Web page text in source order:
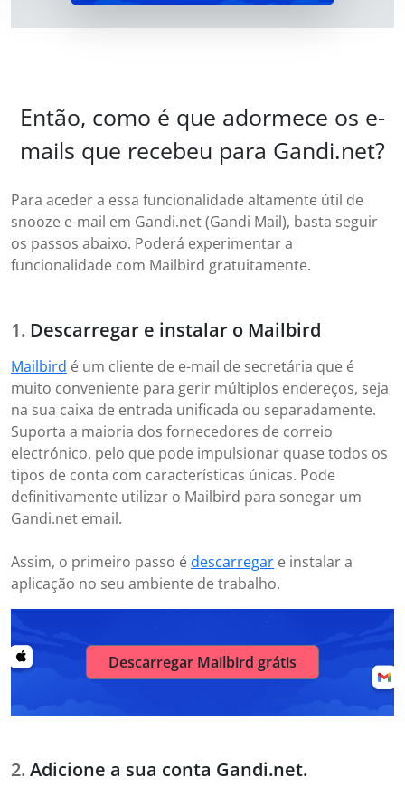
Então, como é que adormece os e-
mails que recebeu para Gandi.net?
Para aceder a essa funcionalidade altamente útil de
snooze e-mail em Gandi.net (Gandi Mail), basta seguir
os passos abaixo. Poderá experimentar a
funcionalidade com Mailbird gratuitamente.
Descarregar e instalar o Mailbird
Mailbird é um cliente de e-mail de secretária que é
muito conveniente para gerir múltiplos endereços, seja
na sua caixa de entrada unificada ou separadamente.
Suporta a maioria dos fornecedores de correio
electrónico, pelo que pode impulsionar quase todos os
tipos de conta com características únicas. Pode
definitivamente utilizar o Mailbird para sonegar um
Gandi.net email.
Assim, o primeiro passo é descarregar e instalar a
aplicação no seu ambiente de trabalho.
Descarregar Mailbird grátis
Adicione a sua conta Gandi.net.